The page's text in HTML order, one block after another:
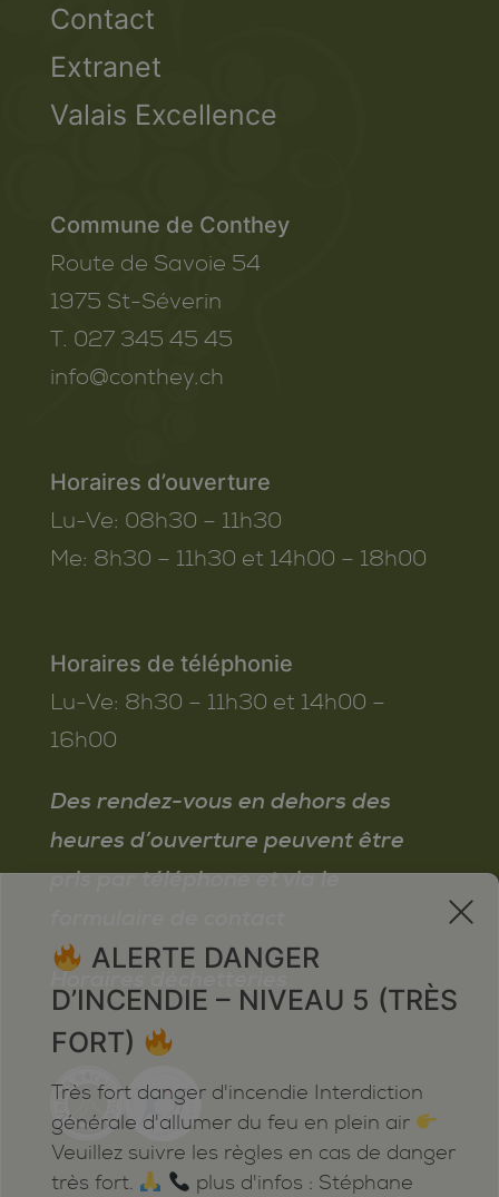
Contact
Extranet
Valais Excellence
Commune de Conthey
Route de Savoie 54
1975 St-Séverin
T. 027 345 45 45
info@conthey.ch
Horaires d’ouverture
Lu-Ve: 08h30 – 11h30
Me: 8h30 – 11h30 et 14h00 – 18h00
Horaires de téléphonie
Lu-Ve: 8h30 – 11h30 et 14h00 –
16h00
Des rendez-vous en dehors des
heures d’ouverture peuvent être
pris par téléphone et via le
Horaires déchetteries
x
ALERTE DANGER
D’INCENDIE – NIVEAU 5 (TRÈS
FORT)
Très fort danger d'incendie Interdiction
générale d'allumer du feu en plein air
Veuillez suivre les règles en cas de danger
très fort.
plus d'infos : Stéphane